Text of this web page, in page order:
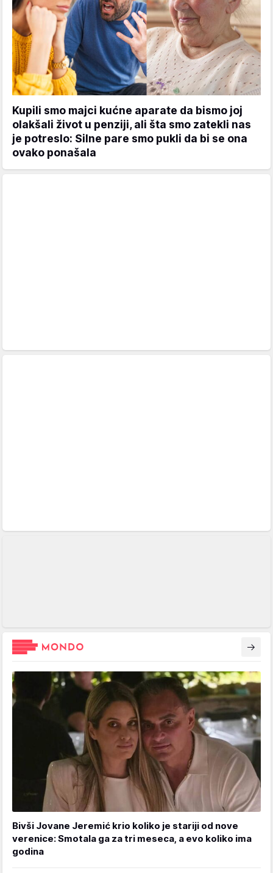
Kupili smo majci kućne aparate da bismo joj
olakšali život u penziji, ali šta smo zatekli nas
je potreslo: Silne pare smo pukli da bi se ona
ovako ponašala
Bivši Jovane Jeremić krio koliko je stariji od nove
verenice: Smotala ga za tri meseca, a evo koliko ima
godina